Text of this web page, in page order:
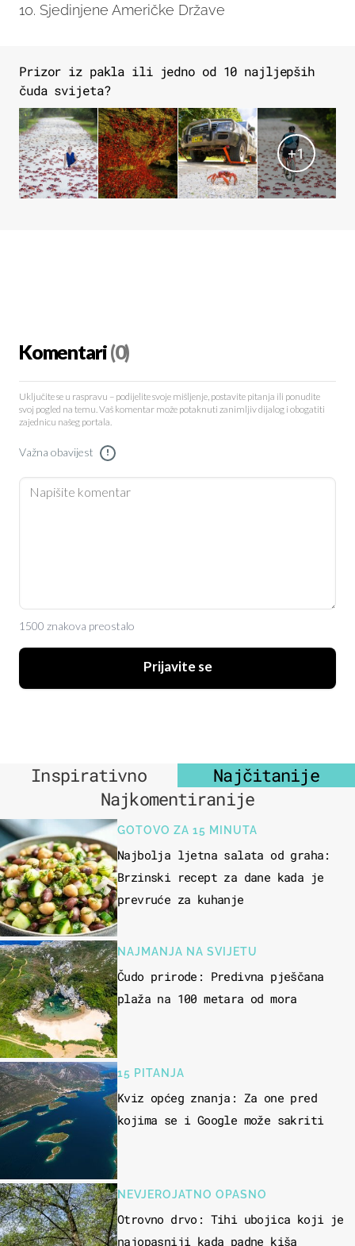
10. Sjedinjene Američke Države
Prizor iz pakla ili jedno od 10 najljepših
čuda svijeta?
+1
Komentari(0)
Uključite se u raspravu – podijelite svoje mišljenje, postavite pitanja ili ponudite
svoj pogled na temu. Vaš komentar može potaknuti zanimljiv dijalog i obogatiti
zajednicu našeg portala.
Važna obavijest !
1500 znakova preostalo
Prijavite se
Inspirativno
Najčitanije
Najkomentiranije
GOTOVO ZA 15 MINUTA
Najbolja ljetna salata od graha:
Brzinski recept za dane kada je
prevruće za kuhanje
NAJMANJA NA SVIJETU
Čudo prirode: Predivna pješčana
plaža na 100 metara od mora
15 PITANJA
Kviz općeg znanja: Za one pred
kojima se i Google može sakriti
NEVJEROJATNO OPASNO
Otrovno drvo: Tihi ubojica koji je
najopasniji kada padne kiša